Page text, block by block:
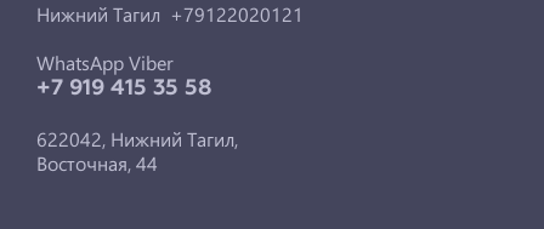
Нижний Тагил +79122020121
WhatsApp Viber
+7 919 415 35 58
622042, Нижний Тагил,
Восточная, 44